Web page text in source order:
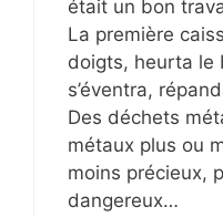
était un bon
La première
doigts, heurta le
s’éventra,
Des déchets
métaux plus ou
moins précieux,
dangereux…